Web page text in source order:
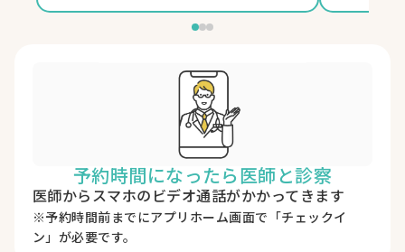
予約時間になったら医師と診察
医師からスマホのビデオ通話がかかってきます
※予約時間前までにアプリホーム画面で「チェックイ
ン」が必要です。